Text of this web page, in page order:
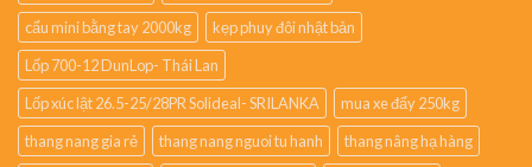
cẩu mini bằng tay 2000kg
kẹp phuy đôi nhật bản
Lốp 700-12 DunLop- Thái Lan
Lốp xúc lật 26.5-25/28PR Solideal- SRILANKA
mua xe đẩy 250kg
thang nang gia rẻ
thang nang nguoi tu hanh
thang nâng hạ hàng